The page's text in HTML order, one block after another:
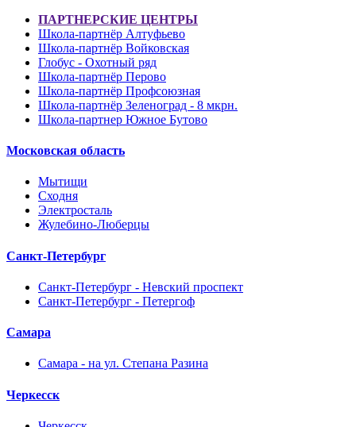
ПАРТНЕРСКИЕ ЦЕНТРЫ
Школа-партнёр Алтуфьево
Школа-партнёр Войковская
Глобус - Охотный ряд
Школа-партнёр Перово
Школа-партнёр Профсоюзная
Школа-партнёр Зеленоград - 8 мкрн.
Школа-партнер Южное Бутово
Московская область
Мытищи
Сходня
Электросталь
Жулебино-Люберцы
Санкт-Петербург
Санкт-Петербург - Невский проспект
Санкт-Петербург - Петергоф
Самара
Самара - на ул. Степана Разина
Черкесск